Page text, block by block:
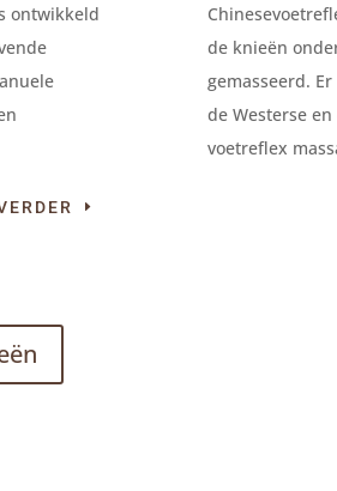
ontwikkeld
de knieën
gemasseerd.
de Westerse
voetreflex